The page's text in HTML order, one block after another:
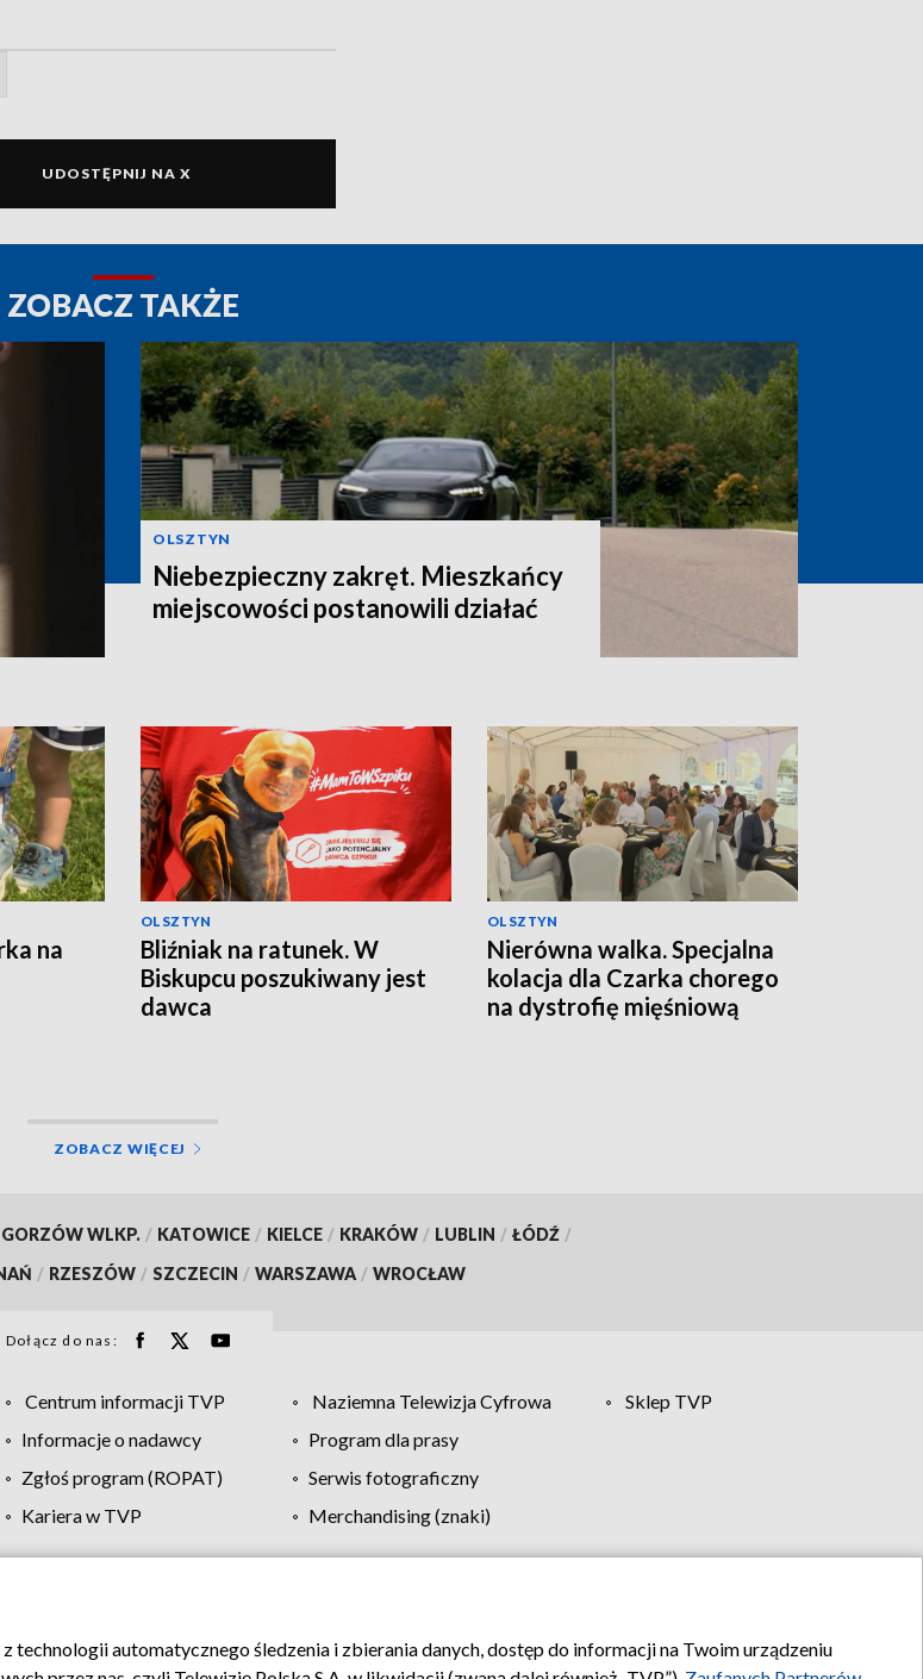
UDOSTĘPNIJ NA X
ZOBACZ TAKŻE
OLSZTYN
Niebezpieczny zakręt. Mieszkańcy
miejscowości postanowili działać
na
OLSZTYN
Bliźniak na ratunek. W
Biskupcu poszukiwany jest
dawca
OLSZTYN
Nierówna walka. Specjalna
kolacja dla Czarka chorego
na dystrofię mięśniową
ZOBACZ WIĘCEJ
GORZÓW WLKP. / KATOWICE / KIELCE / KRAKÓW / LUBLIN / ŁÓDŹ /
/ RZESZÓW / SZCZECIN / WARSZAWA / WROCŁAW
Dołącz do nas:
Centrum informacji TVP Naziemna Telewizja Cyfrowa
Sklep TVP
Informacje o nadawcy
Program dla prasy
Zgłoś program (ROPAT)
Serwis fotograficzny
Kariera w TVP
Merchandising (znaki)
Moje zgody Pomoc Biuro reklamy Kontakt
automatycznego śledzenia i zbierania danych, dostęp do informacji na Twoim urządzeniu